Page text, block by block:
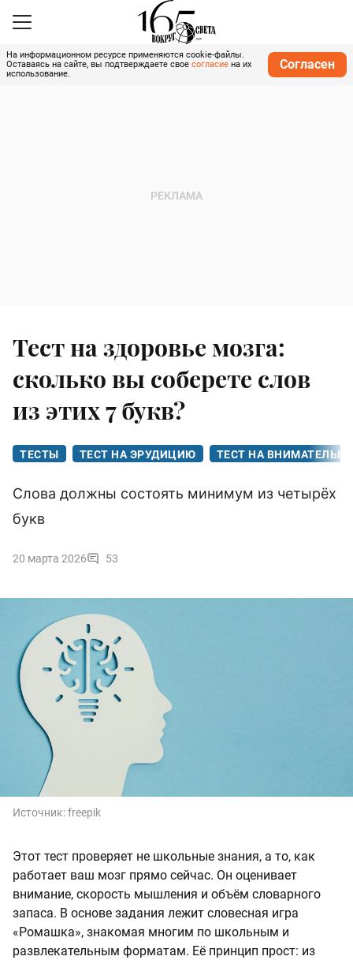
На информационном ресурсе применяются cookie-файлы.
Оставаясь на сайте, вы подтверждаете свое согласие на их
использование.
Согласен
Тест на здоровье мозга:
сколько вы соберете слов
из этих 7 букв?
ТЕСТЫ ТЕСТ НА ЭРУДИЦИЮ ТЕСТ НА
Слова должны состоять минимум из четырёх
букв
20 марта 2026 53
Источник:freepik
Этот тест проверяет не школьные знания, а то, как
работает ваш мозг прямо сейчас. Он оценивает
внимание, скорость мышления и объём словарного
запаса. В основе задания лежит словесная игра
«Ромашка», знакомая многим по школьным и
развлекательным форматам. Её принцип прост: из